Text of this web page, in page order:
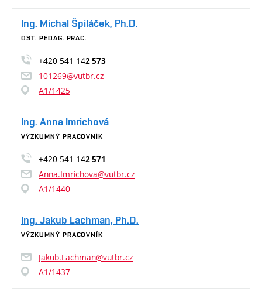
Ing. Michal Špiláček, Ph.D.
OST. PEDAG. PRAC.
+420 541 142 573
101269@vutbr.cz
A1/1425
Ing. Anna Imrichová
VÝZKUMNÝ PRACOVNÍK
+420 541 142 571
Anna.Imrichova@vutbr.cz
A1/1440
Ing. Jakub Lachman, Ph.D.
VÝZKUMNÝ PRACOVNÍK
Jakub.Lachman@vutbr.cz
A1/1437